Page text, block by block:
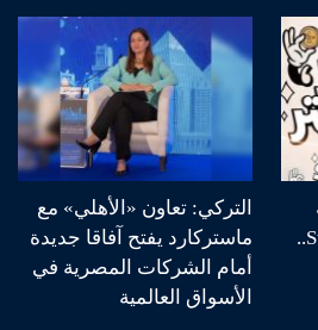
جديدة لعملاء حساب Start..
التركي: تعاون «الأهلي» مع
ماستركارد يفتح آفاقا جديدة
أمام الشركات المصرية في
الأسواق العالمية